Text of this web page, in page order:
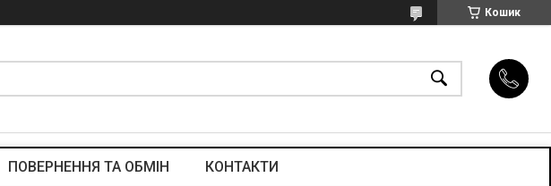
Кошик
ПОВЕРНЕННЯ ТА ОБМІН КОНТАКТИ